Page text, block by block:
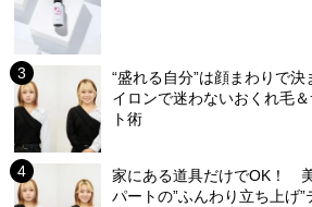
“盛れる自分”は顔まわりで
イロンで迷わないおくれ毛
ト術
家にある道具だけでOK！
パートの”ふんわり立ち上げ”